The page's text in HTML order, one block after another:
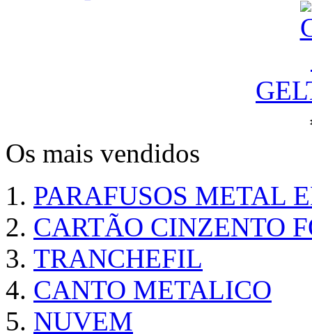
Os mais vendidos
PARAFUSOS METAL
CARTÃO CINZENTO
TRANCHEFIL
CANTO METALICO
NUVEM